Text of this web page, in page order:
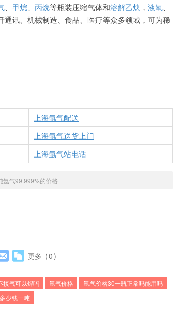
甲烷 丙烷等瓶装压缩气体和溶解乙炔 ， 液氧
通讯、机械制造、食品、医疗等众多领域，可为稀
上海氩气配送
上海氩气送货上门
上海氩气站电话
氩气99.999%的价格
更多 (0)
接气可以焊吗 氩气价格
氩气价格30一瓶正常吗能用吗
少钱一吨